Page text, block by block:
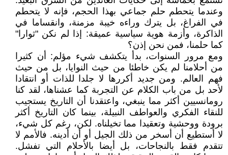
وعندما يتحطم حلم جماعي بهذا الحجم، فإنه لا يتحطم
في الفراغ، بل يترك وراءه خيبة مزمنة، وانقساما في
الذاكرة، وأزمة هوية سياسية عميقة: إذا لم نكن "ثوارا"
كما حلمنا، فمن نحن إذن؟
ومع مرور السنوات، بدأ يتكشف شيء مؤلم: أن كثيرا
من أحلامنا لم يكن خاطئا من حيث النوايا، بل من حيث
فهم العالم. ومن جديد أكررها لا جلدا للذات أو انتقادا
لأحد بل من باب الكلام عن التجربة كما عشناها، لقد كنا
رومانسيين أكثر مما ينبغي، واعتقدنا أن التاريخ يستجيب
للنقاء الفكري والعواطف النبيلة، بينما كان التاريخ أكثر
برودة ووحشية وتعقيدا مما تخيلناه. لكن، رغم كل شيء،
لا أستطيع أن أسخر من ذلك الجيل أو أن أدينه. فالأمم لا
تتقدم فقط بالنجاحات، بل أيضا بالأحلام التي تفشل.